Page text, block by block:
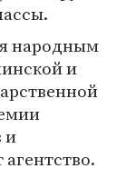
народным
и
и